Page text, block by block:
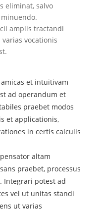
eliminat, salvo
amplis tractandi
vocationis
et intuitivam
ad operandum et
praebet modos
et applicationis,
in certis calculis
altam
praebet, processus
Integrari potest ad
vel ut unitas standi
ut varias